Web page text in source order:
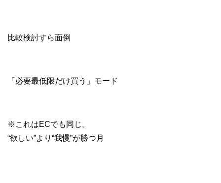
比較検討すら面倒
「必要最低限だけ買う」モード
※これはECでも同じ。
“欲しい”より“我慢”が勝つ月